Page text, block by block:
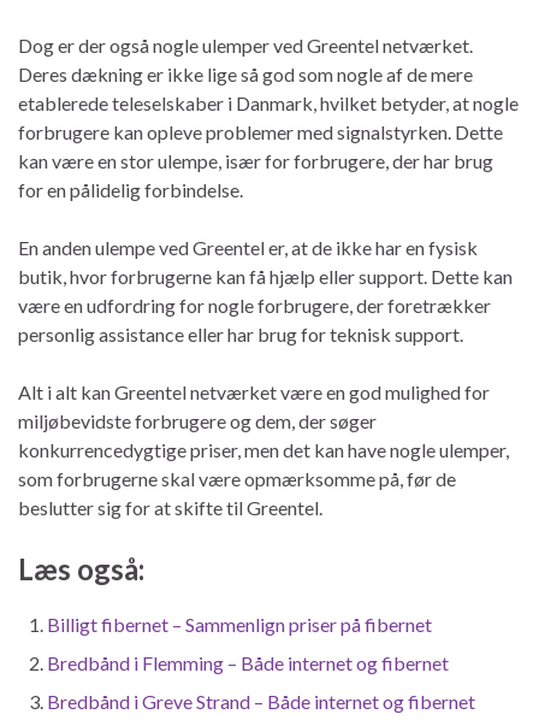
Dog er der også nogle ulemper ved Greentel netværket.
Deres dækning er ikke lige så god som nogle af de mere
etablerede teleselskaber i Danmark, hvilket betyder, at nogle
forbrugere kan opleve problemer med signalstyrken. Dette
kan være en stor ulempe, især for forbrugere, der har brug
for en pålidelig forbindelse.
En anden ulempe ved Greentel er, at de ikke har en fysisk
butik, hvor forbrugerne kan få hjælp eller support. Dette kan
være en udfordring for nogle forbrugere, der foretrækker
personlig assistance eller har brug for teknisk support.
Alt i alt kan Greentel netværket være en god mulighed for
miljøbevidste forbrugere og dem, der søger
konkurrencedygtige priser, men det kan have nogle ulemper,
som forbrugerne skal være opmærksomme på, før de
beslutter sig for at skifte til Greentel.
Læs også:
Billigt fibernet – Sammenlign priser på fibernet
Bredbånd i Flemming – Både internet og fibernet
Bredbånd i Greve Strand – Både internet og fibernet